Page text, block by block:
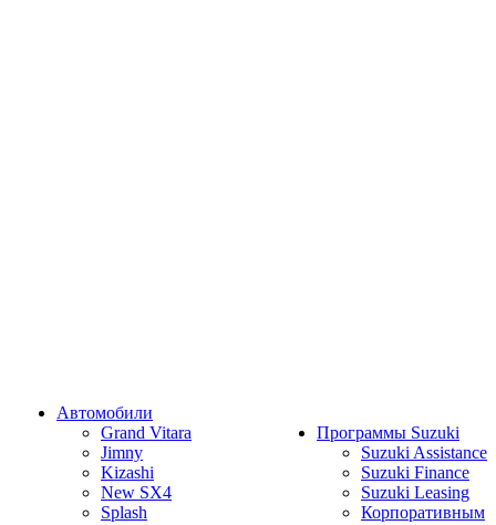
Автомобили
Grand Vitara
Jimny
Kizashi
New SX4
Splash
Программы Suzuki
Suzuki Assistance
Suzuki Finance
Suzuki Leasing
Корпоративным